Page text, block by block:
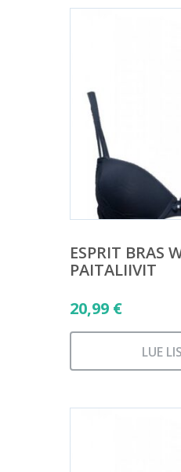
ESPRIT BRAS
PAITALIIVIT
20,99 €
LUE